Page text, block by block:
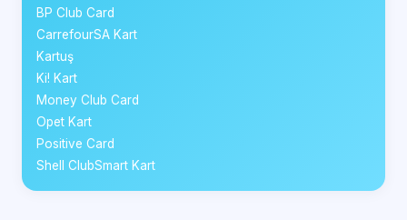
BP Club Card
CarrefourSA Kart
Kartuş
Ki! Kart
Money Club Card
Opet Kart
Positive Card
Shell ClubSmart Kart